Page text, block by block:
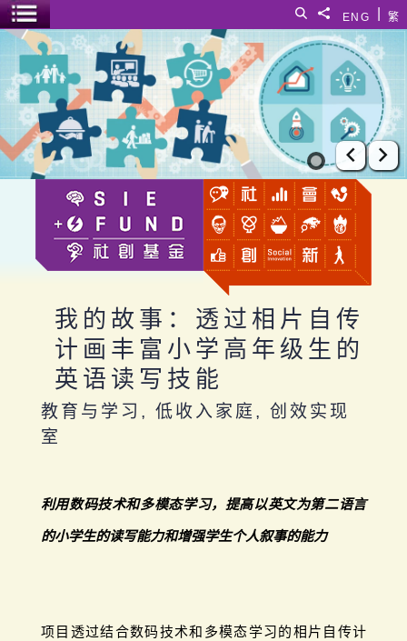
繁
ENG
分享給
搜寻
菜单开关
我的故事：透过相片自传计画丰富小学高年级生的英语读写技能
上一张
下
我的故事：透过相片自传
计画丰富小学高年级生的
英语读写技能
教育与学习, 低收入家庭, 创效实现
室
利用数码技术和多模态学习，提高以英文为第二语言
的小学生的读写能力和增强学生个人叙事的能力
项目透过结合数码技术和多模态学习的相片自传计